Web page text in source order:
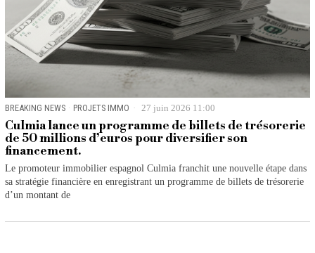
BREAKING NEWS · PROJETS IMMO 27 juin 2026 11:00
Culmia lance un programme de billets de trésorerie
de 50 millions d’euros pour diversifier son
financement.
Le promoteur immobilier espagnol Culmia franchit une nouvelle étape dans
sa stratégie financière en enregistrant un programme de billets de trésorerie
d’un montant de